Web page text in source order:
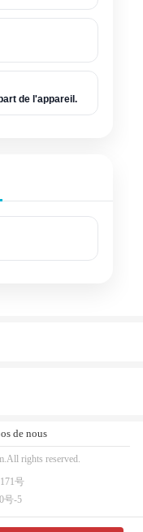
de l'appareil.
de nous
rights reserved.
号
号-5